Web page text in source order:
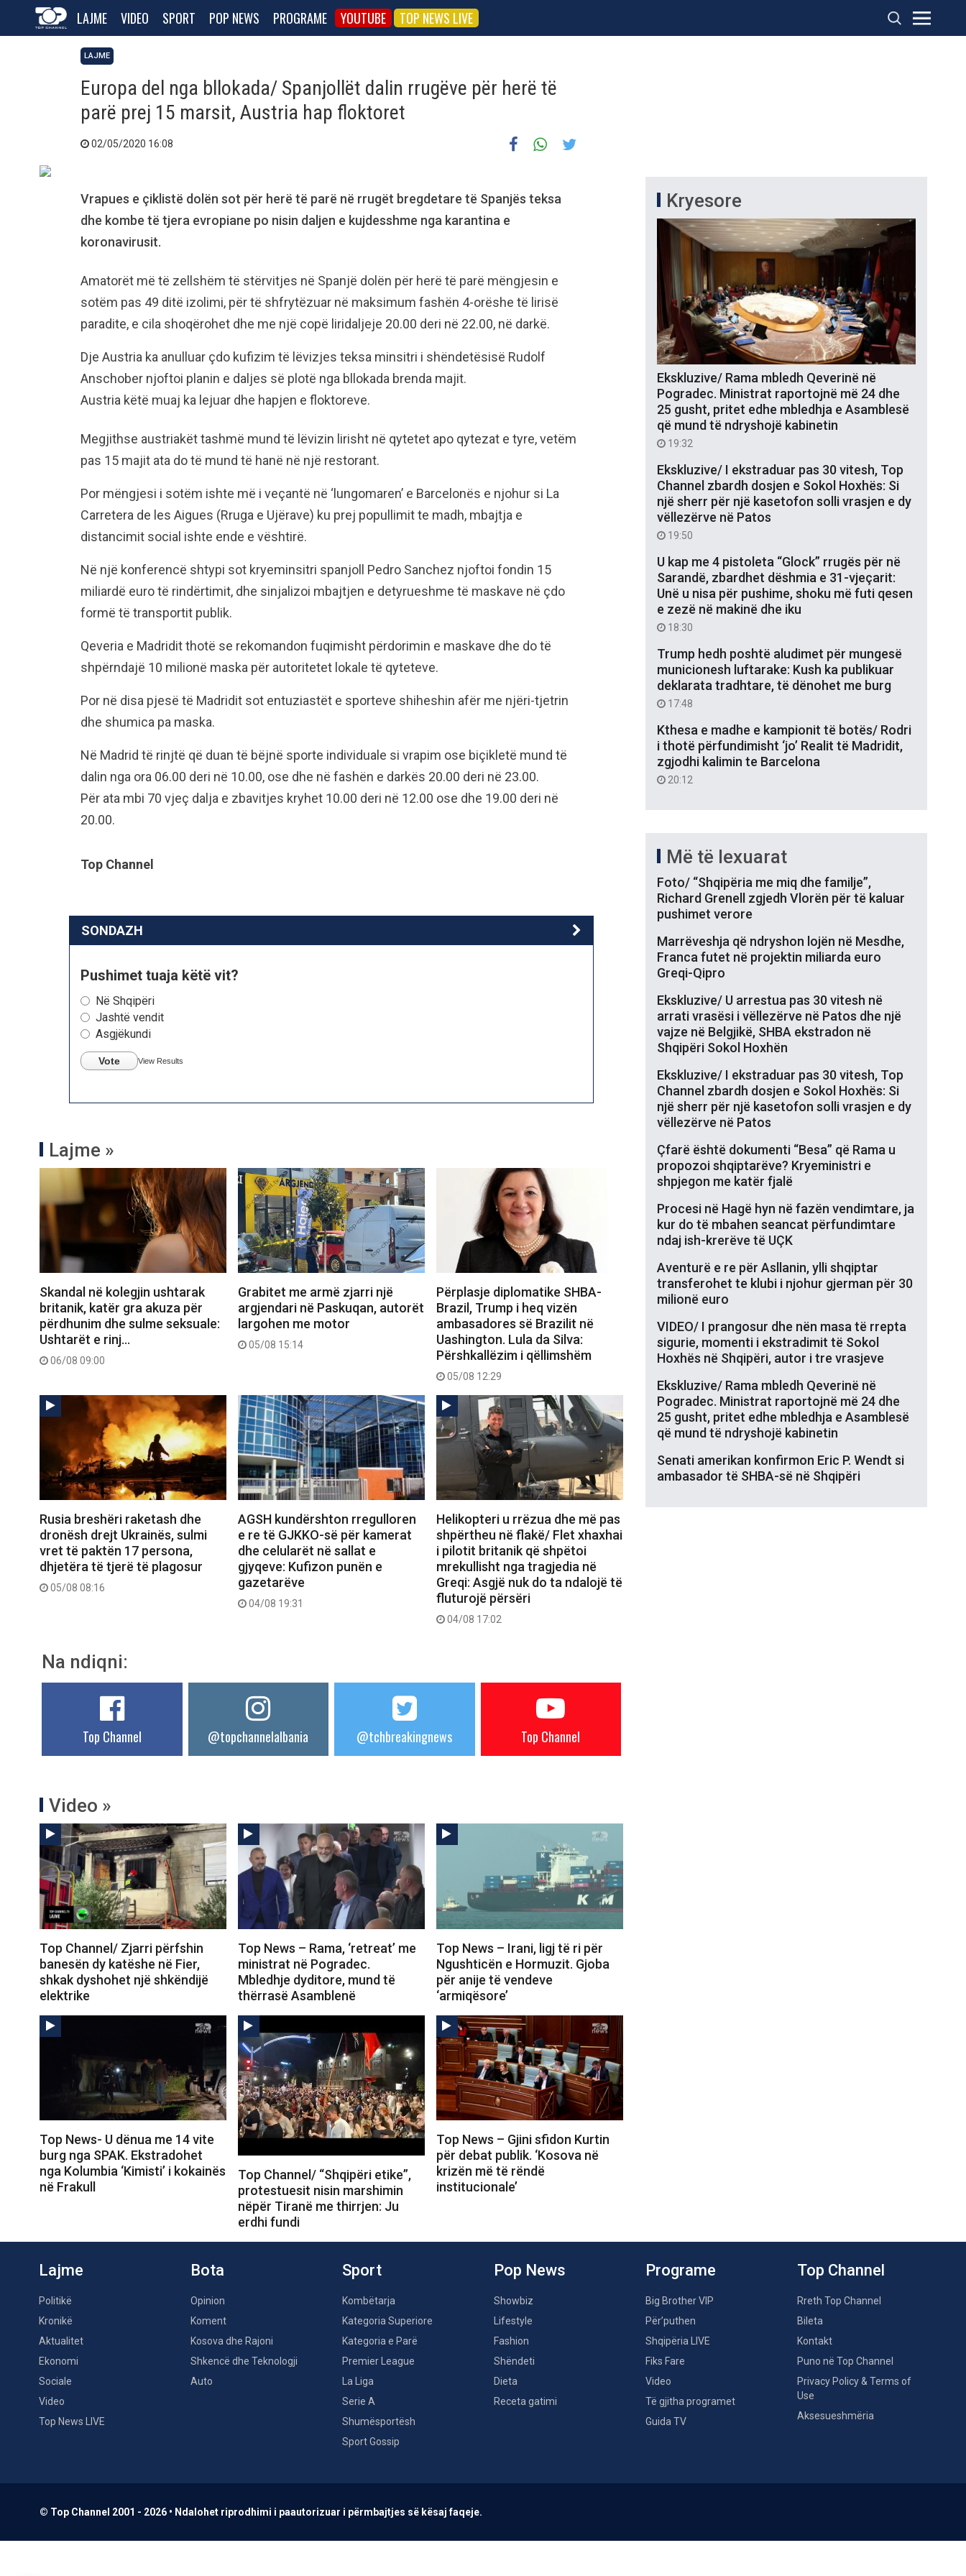
LAJME VIDEO SPORT POP NEWS PROGRAME YOUTUBE TOP NEWS LIVE
LAJME
Europa del nga bllokada/ Spanjollët dalin rrugëve për herë të
parë prej 15 marsit, Austria hap floktoret
02/05/2020 16:08
Vrapues e çiklistë dolën sot për herë të parë në rrugët bregdetare të Spanjës teksa
dhe kombe të tjera evropiane po nisin daljen e kujdesshme nga karantina e
koronavirusit.
Amatorët më të zellshëm të stërvitjes në Spanjë dolën për herë të parë mëngjesin e
sotëm pas 49 ditë izolimi, për të shfrytëzuar në maksimum fashën 4-orëshe të lirisë
paradite, e cila shoqërohet dhe me një copë liridaljeje 20.00 deri në 22.00, në darkë.
Dje Austria ka anulluar çdo kufizim të lëvizjes teksa minsitri i shëndetësisë Rudolf
Anschober njoftoi planin e daljes së plotë nga bllokada brenda majit.
Austria këtë muaj ka lejuar dhe hapjen e floktoreve.
Megjithse austriakët tashmë mund të lëvizin lirisht në qytetet apo qytezat e tyre, vetëm
pas 15 majit ata do të mund të hanë në një restorant.
Por mëngjesi i sotëm ishte më i veçantë në ‘lungomaren’ e Barcelonës e njohur si La
Carretera de les Aigues (Rruga e Ujërave) ku prej popullimit te madh, mbajtja e
distancimit social ishte ende e vështirë.
Në një konferencë shtypi sot kryeminsitri spanjoll Pedro Sanchez njoftoi fondin 15
miliardë euro të rindërtimit, dhe sinjalizoi mbajtjen e detyrueshme të maskave në çdo
formë të transportit publik.
Qeveria e Madridit thotë se rekomandon fuqimisht përdorimin e maskave dhe do të
shpërndajë 10 milionë maska për autoritetet lokale të qyteteve.
Por në disa pjesë të Madridit sot entuziastët e sporteve shiheshin afër me njëri-tjetrin
dhe shumica pa maska.
Në Madrid të rinjtë që duan të bëjnë sporte individuale si vrapim ose biçikletë mund të
dalin nga ora 06.00 deri në 10.00, ose dhe në fashën e darkës 20.00 deri në 23.00.
Për ata mbi 70 vjeç dalja e zbavitjes kryhet 10.00 deri në 12.00 ose dhe 19.00 deri në
20.00.
Top Channel
SONDAZH
Pushimet tuaja këtë vit?
Në Shqipëri
Jashtë vendit
Asgjëkundi
Vote View Results
Lajme »
Skandal në kolegjin ushtarak
britanik, katër gra akuza për
përdhunim dhe sulme seksuale:
Ushtarët e rinj…
06/08 09:00
Grabitet me armë zjarri një
argjendari në Paskuqan, autorët
largohen me motor
05/08 15:14
Përplasje diplomatike SHBA-
Brazil, Trump i heq vizën
ambasadores së Brazilit në
Uashington. Lula da Silva:
Përshkallëzim i qëllimshëm
05/08 12:29
Rusia breshëri raketash dhe
dronësh drejt Ukrainës, sulmi
vret të paktën 17 persona,
dhjetëra të tjerë të plagosur
05/08 08:16
AGSH kundërshton rregulloren
e re të GJKKO-së për kamerat
dhe celularët në sallat e
gjyqeve: Kufizon punën e
gazetarëve
04/08 19:31
Helikopteri u rrëzua dhe më pas
shpërtheu në flakë/ Flet xhaxhai
i pilotit britanik që shpëtoi
mrekullisht nga tragjedia në
Greqi: Asgjë nuk do ta ndalojë të
fluturojë përsëri
04/08 17:02
Na ndiqni:
Top Channel @topchannelalbania @tchbreakingnews Top Channel
Video »
Top Channel/ Zjarri përfshin
banesën dy katëshe në Fier,
shkak dyshohet një shkëndijë
elektrike
Top News – Rama, ‘retreat’ me
ministrat në Pogradec.
Mbledhje dyditore, mund të
thërrasë Asamblenë
Top News – Irani, ligj të ri për
Ngushticën e Hormuzit. Gjoba
për anije të vendeve
‘armiqësore’
Top News- U dënua me 14 vite
burg nga SPAK. Ekstradohet
nga Kolumbia ‘Kimisti’ i kokainës
në Frakull
Top Channel/ “Shqipëri etike”,
protestuesit nisin marshimin
nëpër Tiranë me thirrjen: Ju
erdhi fundi
Top News – Gjini sfidon Kurtin
për debat publik. ‘Kosova në
krizën më të rëndë
institucionale’
Kryesore
Ekskluzive/ Rama mbledh Qeverinë në
Pogradec. Ministrat raportojnë më 24 dhe
25 gusht, pritet edhe mbledhja e Asamblesë
që mund të ndryshojë kabinetin
19:32
Ekskluzive/ I ekstraduar pas 30 vitesh, Top
Channel zbardh dosjen e Sokol Hoxhës: Si
një sherr për një kasetofon solli vrasjen e dy
vëllezërve në Patos
19:50
U kap me 4 pistoleta “Glock” rrugës për në
Sarandë, zbardhet dëshmia e 31-vjeçarit:
Unë u nisa për pushime, shoku më futi qesen
e zezë në makinë dhe iku
18:30
Trump hedh poshtë aludimet për mungesë
municionesh luftarake: Kush ka publikuar
deklarata tradhtare, të dënohet me burg
17:48
Kthesa e madhe e kampionit të botës/ Rodri
i thotë përfundimisht ‘jo’ Realit të Madridit,
zgjodhi kalimin te Barcelona
20:12
Më të lexuarat
Foto/ “Shqipëria me miq dhe familje”,
Richard Grenell zgjedh Vlorën për të kaluar
pushimet verore
Marrëveshja që ndryshon lojën në Mesdhe,
Franca futet në projektin miliarda euro
Greqi-Qipro
Ekskluzive/ U arrestua pas 30 vitesh në
arrati vrasësi i vëllezërve në Patos dhe një
vajze në Belgjikë, SHBA ekstradon në
Shqipëri Sokol Hoxhën
Ekskluzive/ I ekstraduar pas 30 vitesh, Top
Channel zbardh dosjen e Sokol Hoxhës: Si
një sherr për një kasetofon solli vrasjen e dy
vëllezërve në Patos
Çfarë është dokumenti “Besa” që Rama u
propozoi shqiptarëve? Kryeministri e
shpjegon me katër fjalë
Procesi në Hagë hyn në fazën vendimtare, ja
kur do të mbahen seancat përfundimtare
ndaj ish-krerëve të UÇK
Aventurë e re për Asllanin, ylli shqiptar
transferohet te klubi i njohur gjerman për 30
milionë euro
VIDEO/ I prangosur dhe nën masa të rrepta
sigurie, momenti i ekstradimit të Sokol
Hoxhës në Shqipëri, autor i tre vrasjeve
Ekskluzive/ Rama mbledh Qeverinë në
Pogradec. Ministrat raportojnë më 24 dhe
25 gusht, pritet edhe mbledhja e Asamblesë
që mund të ndryshojë kabinetin
Senati amerikan konfirmon Eric P. Wendt si
ambasador të SHBA-së në Shqipëri
Lajme
Politikë
Kronikë
Aktualitet
Ekonomi
Sociale
Video
Top News LIVE
Bota
Opinion
Koment
Kosova dhe Rajoni
Shkencë dhe Teknologji
Auto
Sport
Kombëtarja
Kategoria Superiore
Kategoria e Parë
Premier League
La Liga
Serie A
Shumësportësh
Sport Gossip
Pop News
Showbiz
Lifestyle
Fashion
Shëndeti
Dieta
Receta gatimi
Programe
Big Brother VIP
Për’puthen
Shqipëria LIVE
Fiks Fare
Video
Të gjitha programet
Guida TV
Top Channel
Rreth Top Channel
Bileta
Kontakt
Puno në Top Channel
Privacy Policy & Terms of
Use
Aksesueshmëria
© Top Channel 2001 - 2026 • Ndalohet riprodhimi i paautorizuar i përmbajtjes së kësaj faqeje.